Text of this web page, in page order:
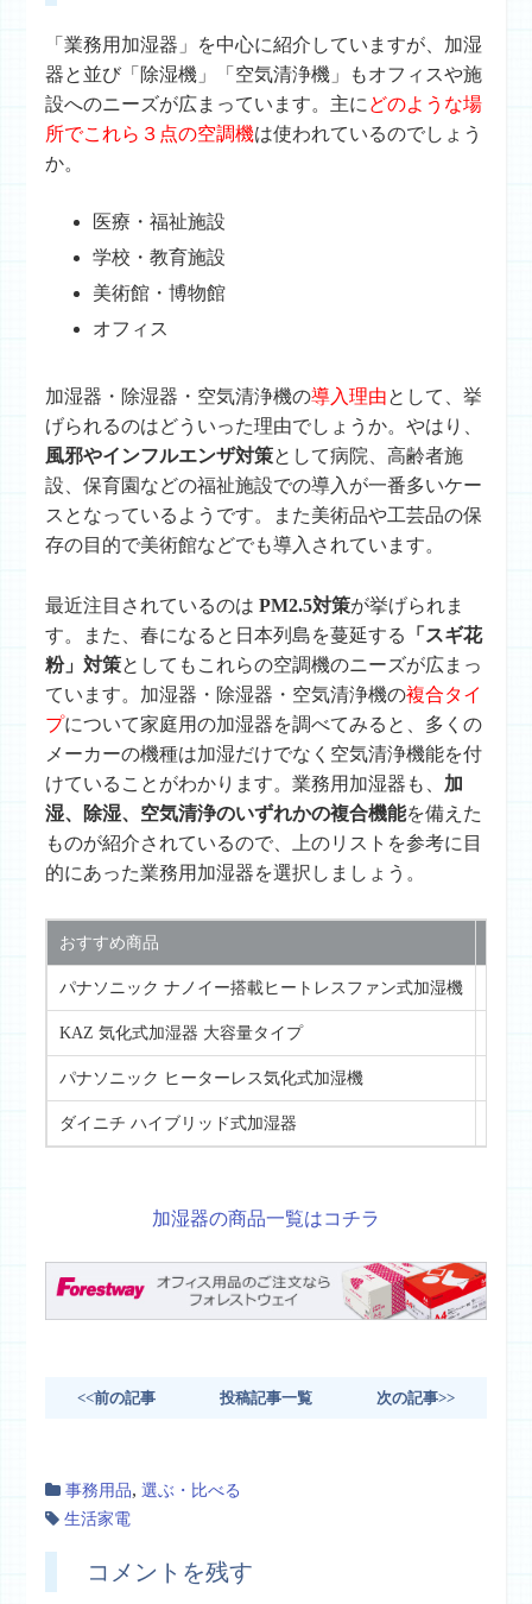
「業務用加湿器」を中心に紹介していますが、加湿
器と並び「除湿機」「空気清浄機」もオフィスや施
設へのニーズが広まっています。主に どのような場
所でこれら３点の空調機は使われているのでしょう
か。
医療・福祉施設
学校・教育施設
美術館・博物館
オフィス
加湿器・除湿器・空気清浄機の導入理由として、挙
げられるのはどういった理由でしょうか。やはり、
風邪やインフルエンザ対策として病院、高齢者施
設、保育園などの福祉施設での導入が一番多いケー
スとなっているようです。また美術品や工芸品の保
存の目的で美術館などでも導入されています。
最近注目されているのは PM2.5対策が挙げられま
す。また、春になると日本列島を蔓延する
「スギ花
粉」対策としてもこれらの空調機のニーズが広まっ
ています。加湿器・除湿器・空気清浄機の複合タイ
プについて家庭用の加湿器を調べてみると、多くの
メーカーの機種は加湿だけでなく空気清浄機能を付
けていることがわかります。業務用加湿器も、 加
湿、除湿、空気清浄のいずれかの複合機能を備えた
ものが紹介されているので、上のリストを参考に目
的にあった業務用加湿器を選択しましょう。
おすすめ商品
パナソニック ナノイー搭載ヒートレスファン式加湿機
KAZ 気化式加湿器 大容量タイプ
パナソニック ヒーターレス気化式加湿機
ダイニチ ハイブリッド式加湿器
加湿器の商品一覧はコチラ
<<前の記事 投稿記事一覧 次の記事>>
事務用品,選ぶ・比べる
生活家電
コメントを残す